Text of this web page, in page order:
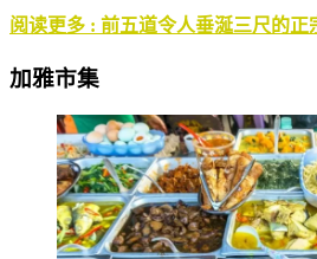
阅读更多 : 前五道令人垂涎三尺的正
加雅市集